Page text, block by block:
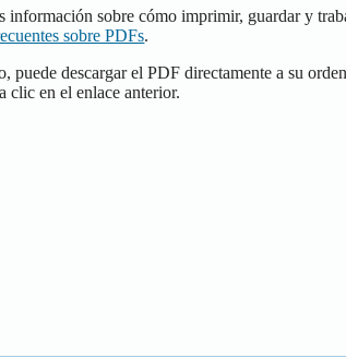
información sobre cómo imprimir, guardar y
sobre PDFs.
puede descargar el PDF directamente a su
clic en el enlace anterior.